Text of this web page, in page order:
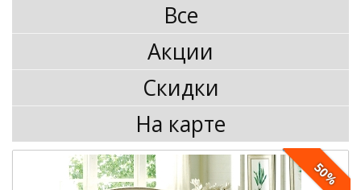
Все
Акции
Скидки
На карте
50%